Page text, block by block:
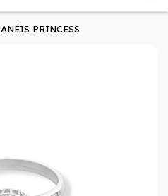
ANÉIS PRINCESS